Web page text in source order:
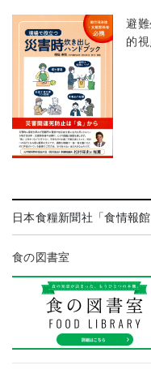
避
的
日本食糧新聞社「食情報館
食の図書室